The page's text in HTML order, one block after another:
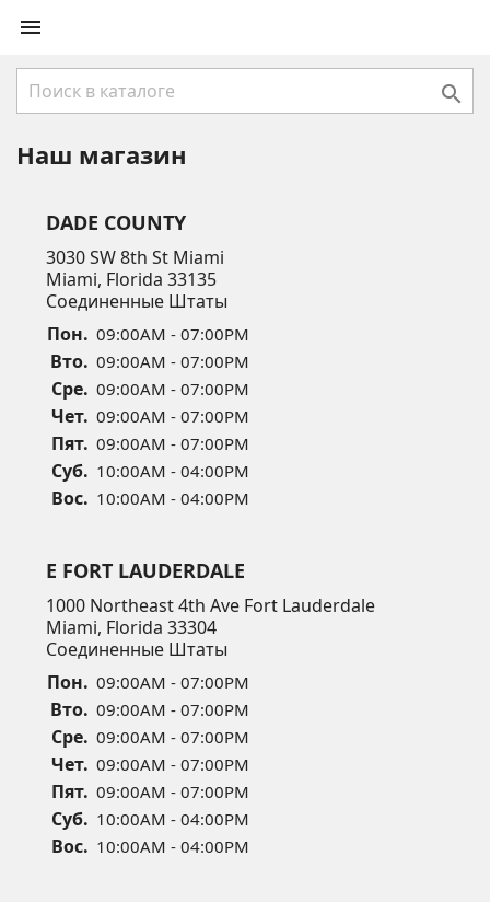


Наш магазин
DADE COUNTY
3030 SW 8th St Miami
Miami, Florida 33135
Соединенные Штаты
Пон. 09:00AM - 07:00PM
Вто. 09:00AM - 07:00PM
Сре. 09:00AM - 07:00PM
Чет. 09:00AM - 07:00PM
Пят. 09:00AM - 07:00PM
Суб. 10:00AM - 04:00PM
Вос. 10:00AM - 04:00PM
E FORT LAUDERDALE
1000 Northeast 4th Ave Fort Lauderdale
Miami, Florida 33304
Соединенные Штаты
Пон. 09:00AM - 07:00PM
Вто. 09:00AM - 07:00PM
Сре. 09:00AM - 07:00PM
Чет. 09:00AM - 07:00PM
Пят. 09:00AM - 07:00PM
Суб. 10:00AM - 04:00PM
Вос. 10:00AM - 04:00PM